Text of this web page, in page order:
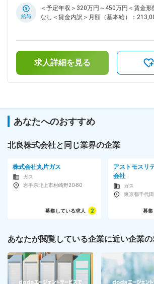
を回っていただきます。 （既存8割、新規2割） ・ガ
や給湯器など、関連商品の提案、販売 ■入社後の流れ： （1）
月間実施します。営業業務の流れや見積
践的な内容を先輩に同行しながら覚えていた
の電話当番に関して 月に5日程、夜間の電
きます。 社内携帯をご自宅にお持ち帰り
災を経験後、『災害で命を落とす人をも
器の開発を行っています。 その他、東日
制約の中でも病院や患者の支援を継続で
持ちの方 ・人と話すのが好きな方 ・安定
たい方 ・「次はどうしようか」と前向き
周囲と意見を出し合う点も含め、チーム
給与
＜予定年収＞320万円～450万円＜賃金
なし＜賃金内訳＞月額（基本給）：
までも目安の金額であり、選考を通じて
ます。月給(月額)は固定手当を含めた表記
求人詳細を見る
あなたへのおすすめ
北良株式会社と同じ業界の企業
株式会社丸片ガス
ガス
岩手県北上市村崎野20-80
募集している求人 2
アストモスリ
会社
ガス
募集
あなたが閲覧している企業に近い企業の